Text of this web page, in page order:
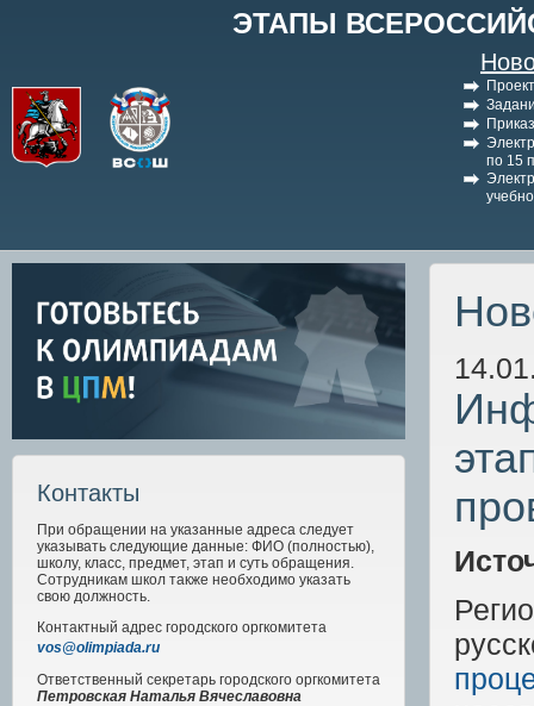
ЭТАПЫ
по 15
Контакты
При обращении на указанные адреса следует
указывать следующие данные: ФИО (полностью),
школу, класс, предмет, этап и суть обращения.
Сотрудникам школ также необходимо указать
свою должность.
Контактный адрес городского оргкомитета
vos@olimpiada.ru
Ответственный секретарь городского оргкомитета
Петровская Наталья Вячеславовна